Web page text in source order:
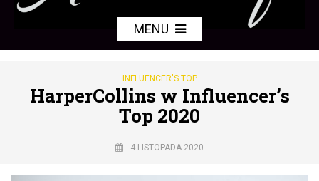
MENU
INFLUENCER'S TOP
HarperCollins w Influencer’s
Top 2020
4 LISTOPADA 2020